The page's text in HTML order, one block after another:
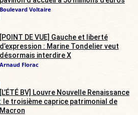
Boulevard Voltaire
[POINT DE VUE] Gauche et liberté
d’expression : Marine Tondelier veut
désormais interdire X
Florac
BV] Louvre Nouvelle Renaissance
le troisième caprice patrimonial de
Macron